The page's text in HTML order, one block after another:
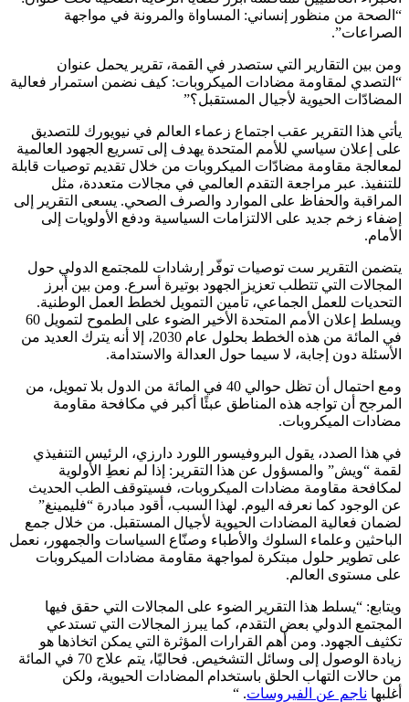
“الصحة من منظور إنساني: المساواة والمرونة في مواجهة
الصراعات”.
ومن بين التقارير التي ستصدر في القمة، تقرير يحمل عنوان
“التصدي لمقاومة مضادات الميكروبات: كيف نضمن استمرار فعالية
المضادّات الحيوية لأجيال المستقبل؟”
يأتي هذا التقرير عقب اجتماع زعماء العالم في نيويورك للتصديق
على إعلان سياسي للأمم المتحدة يهدف إلى تسريع الجهود العالمية
لمعالجة مقاومة مضادّات الميكروبات من خلال تقديم توصيات قابلة
للتنفيذ. عبر مراجعة التقدم العالمي في مجالات متعددة، مثل
المراقبة والحفاظ على الموارد والصرف الصحي. يسعى التقرير إلى
إضفاء زخم جديد على الالتزامات السياسية ودفع الأولويات إلى
الأمام.
يتضمن التقرير ست توصيات توفّر إرشادات للمجتمع الدولي حول
المجالات التي تتطلب تعزيز الجهود بوتيرة أسرع. ومن بين أبرز
التحديات للعمل الجماعي، تأمين التمويل لخطط العمل الوطنية.
ويسلط إعلان الأمم المتحدة الأخير الضوء على الطموح لتمويل 60
في المائة من هذه الخطط بحلول عام 2030، إلا أنه يترك العديد من
الأسئلة دون إجابة، لا سيما حول العدالة والاستدامة.
ومع احتمال أن تظل حوالي 40 في المائة من الدول بلا تمويل، من
المرجح أن تواجه هذه المناطق عبئًا أكبر في مكافحة مقاومة
مضادات الميكروبات.
في هذا الصدد، يقول البروفيسور اللورد دارزي، الرئيس التنفيذي
لقمة “ويش” والمسؤول عن هذا التقرير: إذا لم نعطِ الأولوية
لمكافحة مقاومة مضادات الميكروبات، فسيتوقف الطب الحديث
عن الوجود كما نعرفه اليوم. لهذا السبب، أقود مبادرة “فليمينغ”
لضمان فعالية المضادات الحيوية لأجيال المستقبل. من خلال جمع
الباحثين وعلماء السلوك والأطباء وصنّاع السياسات والجمهور، نعمل
على تطوير حلول مبتكرة لمواجهة مقاومة مضادات الميكروبات
على مستوى العالم.
ويتابع: “يسلط هذا التقرير الضوء على المجالات التي حقق فيها
المجتمع الدولي بعض التقدم، كما يبرز المجالات التي تستدعي
تكثيف الجهود. ومن أهم القرارات المؤثرة التي يمكن اتخاذها هو
زيادة الوصول إلى وسائل التشخيص. فحاليًا، يتم علاج 70 في المائة
من حالات التهاب الحلق باستخدام المضادات الحيوية، ولكن
أغلبها ناجم عن الفيروسات. “